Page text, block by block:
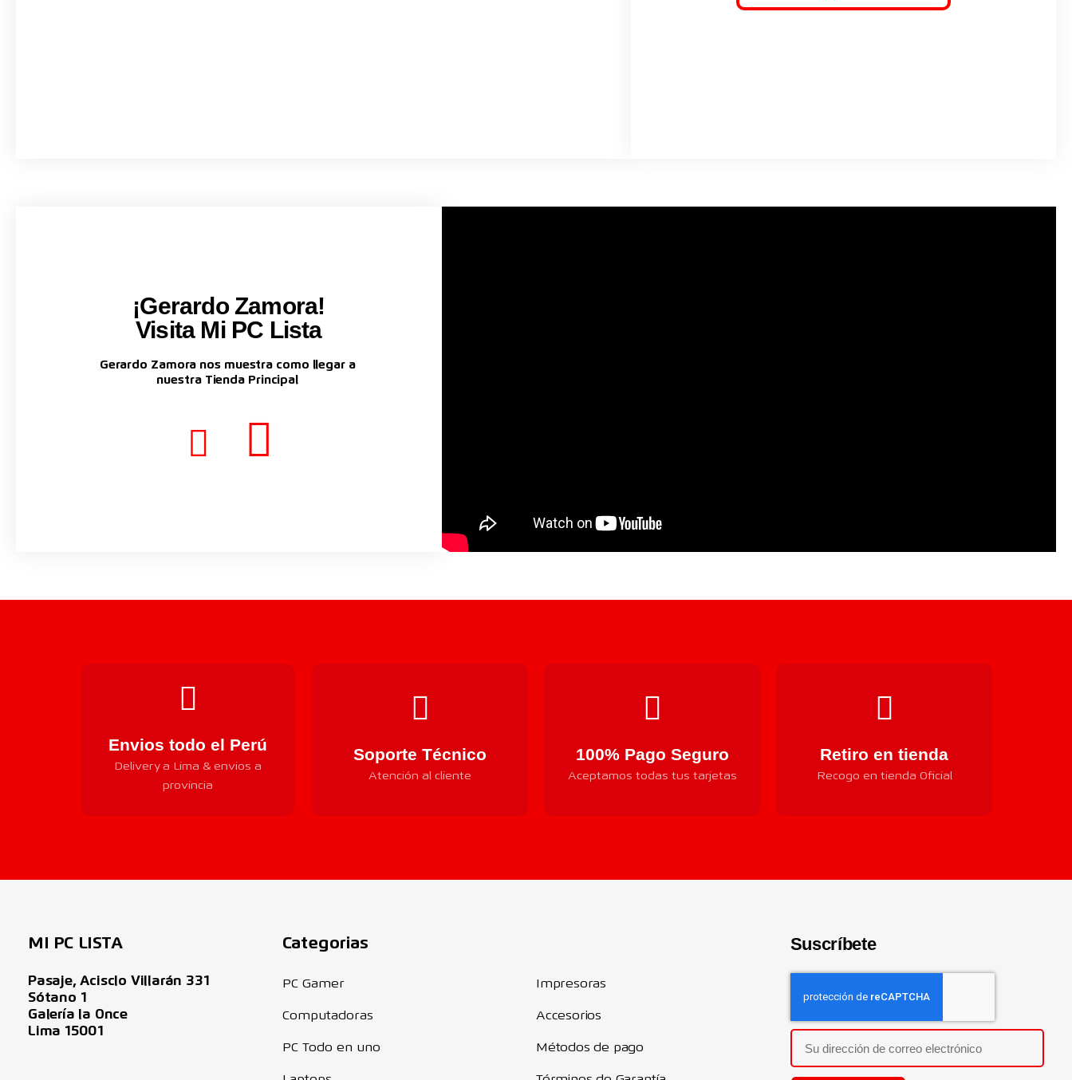
¡Gerardo Zamora!
Visita Mi PC Lista
Gerardo Zamora nos muestra como llegar a
nuestra Tienda Principal
Envios todo el Perú
Delivery a Lima & envios a
provincia
Soporte Técnico
Atención al cliente
100% Pago Seguro
Aceptamos todas tus tarjetas
Retiro en tienda
Recogo en tienda Oficial
MI PC LISTA
Pasaje, Acisclo Villarán 331
Sótano 1
Galería la Once
Lima 15001
Categorias
PC Gamer
Computadoras
PC Todo en uno
Impresoras
Accesorios
Métodos de pago
Suscríbete